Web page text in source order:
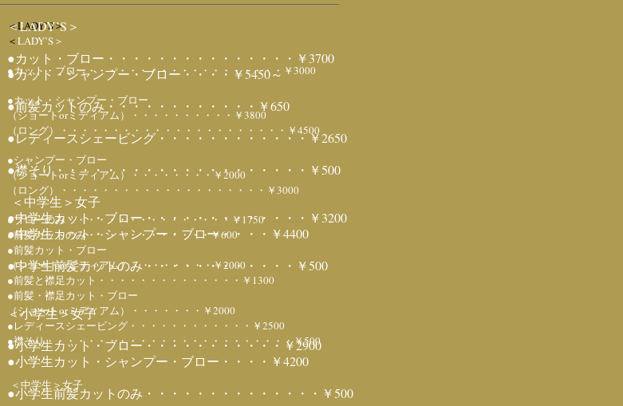
＜LADY’S＞
＜LADY’S＞
●カット・ブロー・・・・・・・・・・・・・・・・・・・￥3000
●カット・シャンプー・ブロー
（ショートorミディアム）・・・・・・・・・・￥3800
（ロング）・・・・・・・・・・・・・・・・・・・・・・￥4500
●シャンプー・ブロー
（ショートorミディアム）・・・・・・・・￥2000
（ロング）・・・・・・・・・・・・・・・・・・・・￥3000
●ブローのみ・・・・・・・・・・・・・・・・￥1750
●前髪カットのみ・・・・・・・・・・・・￥600
●前髪カット・ブロー
（ショートorミディアム）・・・・・・・・￥2000
●前髪と襟足カット・・・・・・・・・・・・・・￥1300
●前髪・襟足カット・ブロー
（ショートorミディアム）・・・・・・・￥2000
●レディースシェービング・・・・・・・・・・・・￥2500
●襟そり・・・・・・・・・・・・・・・・・・・・・・・・￥500
＜中学生＞女子
＜LADY’S＞
●カット・ブロー・・・・・・・・・・・・・・・￥3700
●カット・シャンプー・ブロー・・・・￥5450～
●前髪カットのみ・・・・・・・・・・・・￥650
●レディースシェービング・・・・・・・・・・・・￥2650
●襟そり・・・・・・・・・・・・・・・・・・・・￥500
＜中学生＞女子
●中学生カット・ブロー・・・・・・・・・・・・・￥3200
●中学生カット・シャンプー・ブロー・・・・￥4400
●中学生前髪カットのみ・・・・・・・・・・・・￥500
＜小学生＞女子
●小学生カット・ブロー・・・・・・・・・・・￥2900
●小学生カット・シャンプー・ブロー・・・・￥4200
●小学生前髪カットのみ・・・・・・・・・・・・・・￥500